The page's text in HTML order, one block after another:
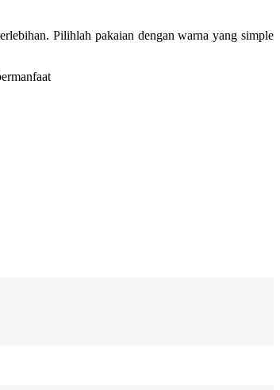
Pilihlah pakaian dengan warna yang simple